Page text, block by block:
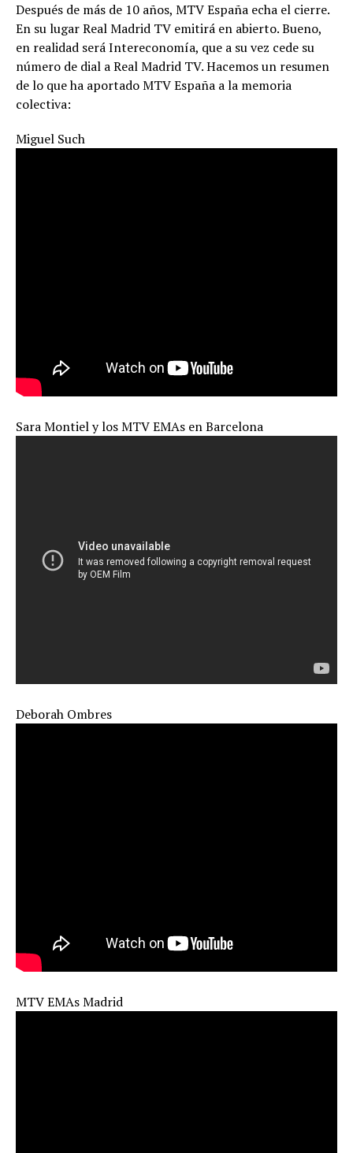
Después de más de 10 años, MTV España echa el cierre.
En su lugar Real Madrid TV emitirá en abierto. Bueno,
en realidad será Intereconomía, que a su vez cede su
número de dial a Real Madrid TV. Hacemos un resumen
de lo que ha aportado MTV España a la memoria
colectiva:
Miguel Such
Sara Montiel y los MTV EMAs en Barcelona
Deborah Ombres
MTV EMAs Madrid